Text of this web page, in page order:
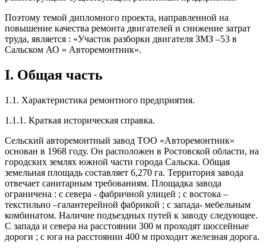
Поэтому темой дипломного проекта, направленной на
повышение качества ремонта двигателей и снижение затрат
труда, является : «Участок разборки двигателя ЗМЗ –53 в
Сальском АО « Авторемонтник».
I. Общая часть
1.1. Характеристика ремонтного предприятия.
1.1.1. Краткая историческая справка.
Сельский авторемонтный завод ТОО «Авторемонтник»
основан в 1968 году. Он расположен в Ростовской области, на
городских землях южной части города Сальска. Общая
земельная площадь составляет 6,270 га. Территория завода
отвечает санитарным требованиям. Площадка завода
ограничена : с севера - фабричной улицей ; с востока –
текстильно –галантерейной фабрикой ; с запада- мебельным
комбинатом. Наличие подъездных путей к заводу следующее.
С запада и севера на расстоянии 300 м проходят шоссейные
дороги ; с юга на расстоянии 400 м проходит железная дорога.